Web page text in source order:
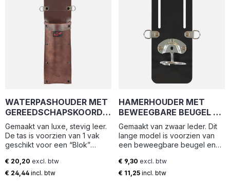
WATERPASHOUDER MET
GEREEDSCHAPSKOORD
RINGEN T.B.V.
BLOKMODEL WATERPAS
30CM | LHS-D | ELTEE
Gemaakt van luxe, stevig leer.
De tas is voorzien van 1 vak
geschikt voor een “Blok”
uitgerust met
gereedschapskoord ringen.
Normale prijs:
€ 20,20 excl. btw
€ 24,44 incl. btw
HAMERHOUDER MET
BEWEEGBARE BEUGEL EN
GEREEDSCHAPSKOORD
RINGEN (9.5X21.5CM) |
HHF-S | ELTEE
Gemaakt van zwaar leder. Dit
lange model is voorzien van
een beweegbare beugel en
Breedte: 9.5 cm Hoogte: 21.5
cm Breedte loop: 5.5 cmNormale prijs:
€ 9,30 excl. btw
€ 11,25 incl. btw